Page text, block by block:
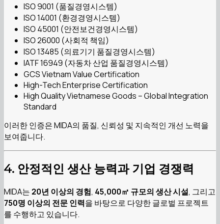
ISO 9001 (품질경영시스템)
ISO 14001 (환경경영시스템)
ISO 45001 (안전보건경영시스템)
ISO 26000 (사회적 책임)
ISO 13485 (의료기기 품질경영시스템)
IATF 16949 (자동차 산업 품질경영시스템)
GCS Vietnam Value Certification
High-Tech Enterprise Certification
High Quality Vietnamese Goods – Global Integration
Standard
이러한 인증은 MIDA의 품질, 신뢰성 및 지속적인 개선 노력을
보여줍니다.
4. 안정적인 생산 능력과 기업 경쟁력
MIDA는 20년 이상의 경험, 45,000㎡ 규모의 생산 시설, 그리고
750명 이상의 전문 인력을 바탕으로 다양한 글로벌 프로젝트
를 수행하고 있습니다.